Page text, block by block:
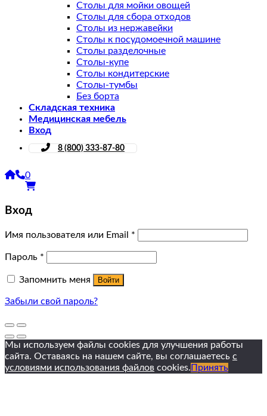
Столы для мойки овощей
Столы для сбора отходов
Столы из нержавейки
Столы к посудомоечной машине
Столы разделочные
Столы-купе
Столы кондитерские
Столы-тумбы
Без борта
Складская техника
Медицинская мебель
Вход
8 (800) 333-87-80
0
Вход
Имя пользователя или Email *
Пароль *
Запомнить меня Войти
Забыли свой пароль?
Мы используем файлы cookies для улучшения работы
сайта. Оставаясь на нашем сайте, вы соглашаетесь с
условиями использования файлов cookies. Принять